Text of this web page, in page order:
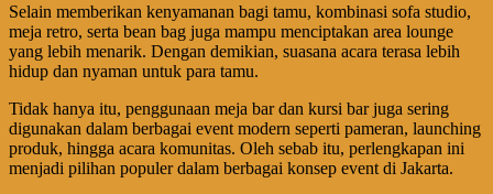
Selain memberikan kenyamanan bagi tamu, kombinasi sofa studio,
meja retro, serta bean bag juga mampu menciptakan area lounge
yang lebih menarik. Dengan demikian, suasana acara terasa lebih
hidup dan nyaman untuk para tamu.
Tidak hanya itu, penggunaan meja bar dan kursi bar juga sering
digunakan dalam berbagai event modern seperti pameran, launching
produk, hingga acara komunitas. Oleh sebab itu, perlengkapan ini
menjadi pilihan populer dalam berbagai konsep event di Jakarta.